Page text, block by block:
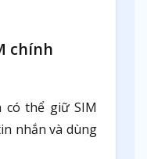
chính
có thể giữ SIM
nhắn và dùng